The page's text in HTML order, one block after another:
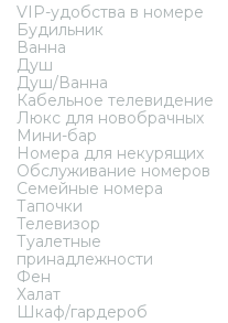
VIP-удобства в номере
Будильник
Ванна
Душ
Душ/Ванна
Кабельное телевидение
Люкс для новобрачных
Мини-бар
Номера для некурящих
Обслуживание номеров
Семейные номера
Тапочки
Телевизор
Туалетные
принадлежности
Фен
Халат
Шкаф/гардероб